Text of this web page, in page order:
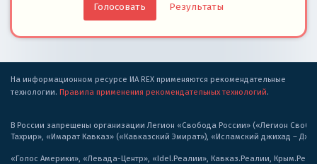
Результаты
На информационном ресурсе ИА REX применяются рекомендательные
технологии. Правила применения рекомендательных технологий.
В России запрещены организации Легион «Свобода России» («Легион
Тахрир», «Имарат Кавказ» («Кавказский Эмират»), «Исламский джихад –
«Голос Америки», «Левада-Центр», «Idel.Реалии», Кавказ.Реалии,